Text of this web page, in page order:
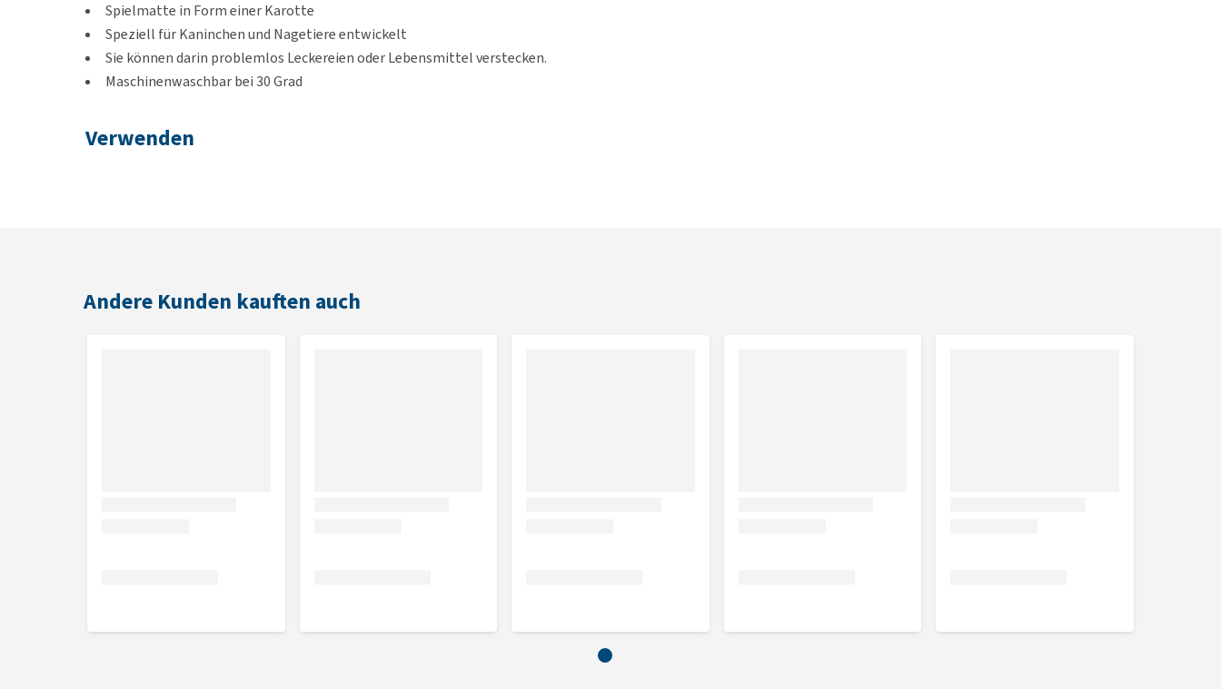
Spielmatte in Form einer Karotte
Speziell für Kaninchen und Nagetiere entwickelt
Sie können darin problemlos Leckereien oder Lebensmittel verstecken.
Maschinenwaschbar bei 30 Grad
Verwenden
Orange und Grün
Andere Kunden kauften auch